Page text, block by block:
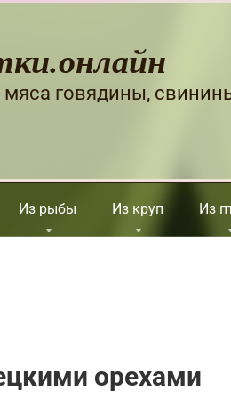
мяса говядины,
Из рыбы Из круп Из
орехами